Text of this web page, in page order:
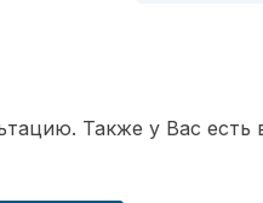
Также у Вас есть